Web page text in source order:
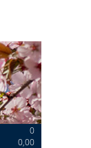
0
0,00